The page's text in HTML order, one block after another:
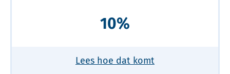
10%
Lees hoe dat komt